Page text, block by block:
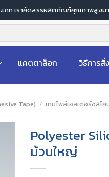
เภท เราคัดสรรผลิตภัณฑ์คุณภาพสูง
แคตตาล็อก วิธีการสั่
Tape) / เทปโพลีเอสเตอร์ซิลิโ
Polyester
ม้วนใหญ่